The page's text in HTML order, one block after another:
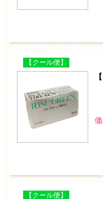
【クール便】
【クール便】